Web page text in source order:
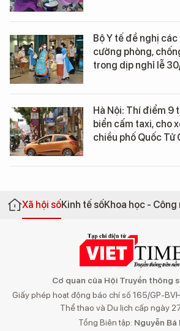
Bộ Y tế đề nghị
cường phòng,
trong dịp nghỉ lễ
Hà Nội: Thí điểm 9
biển cấm taxi, cho
chiều phố Quốc Tử
Xã hội sốKinh tế sốKhoa học - Công
Cơ quan của Hội Truyền thông
Giấy phép hoạt động báo chí số 165/GP-
Thể thao và Du lịch cấp ngày
Tổng Biên tập: Nguyễn Bá